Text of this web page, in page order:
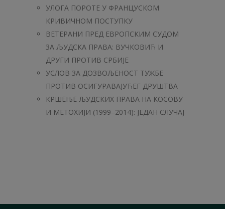
УЛОГА ПОРОТЕ У ФРАНЦУСКОМ
КРИВИЧНОМ ПОСТУПКУ
ВЕТЕРАНИ ПРЕД ЕВРОПСКИМ СУДОМ
ЗА ЉУДСКА ПРАВА: ВУЧКОВИЋ И
ДРУГИ ПРОТИВ СРБИЈЕ
УСЛОВ ЗА ДОЗВОЉЕНОСТ ТУЖБЕ
ПРОТИВ ОСИГУРАВАЈУЋЕГ ДРУШТВА
КРШЕЊЕ ЉУДСКИХ ПРАВА НА КОСОВУ
И МЕТОХИЈИ (1999–2014): ЈЕДАН СЛУЧАЈ